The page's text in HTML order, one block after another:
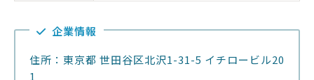
企業情報
住所：東京都 世田谷区北沢1-31-5 イチロービル20
1